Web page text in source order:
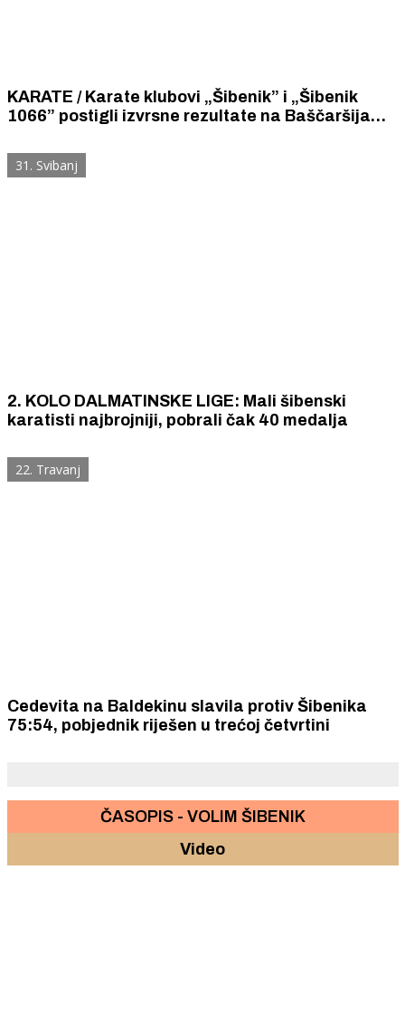
KARATE / Karate klubovi „Šibenik” i „Šibenik
1066” postigli izvrsne rezultate na Baščaršija
31. Svibanj
2. KOLO DALMATINSKE LIGE: Mali šibenski
karatisti najbrojniji, pobrali čak 40 medalja
22. Travanj
Cedevita na Baldekinu slavila protiv Šibenika
75:54, pobjednik riješen u trećoj četvrtini
ČASOPIS - VOLIM ŠIBENIK
Video